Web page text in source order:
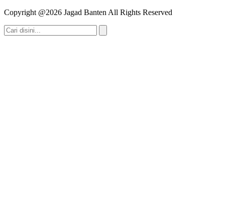
Copyright @2026 Jagad Banten All Rights Reserved